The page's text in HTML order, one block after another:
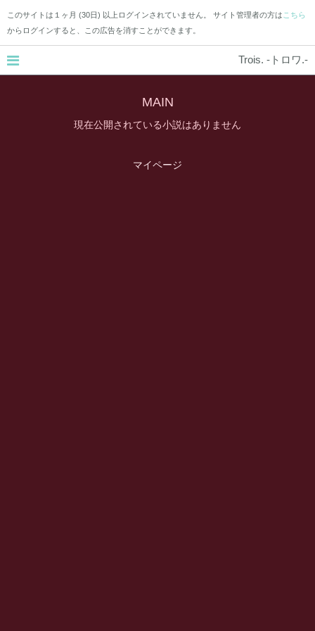
このサイトは１ヶ月 (30日) 以上ログインされていません。 サイト管理者の方は こちら
からログインすると、この広告を消すことができます。
Trois. -トロワ.-
MAIN
現在公開されている小説はありません
マイページ